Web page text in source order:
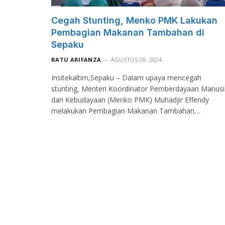
Cegah Stunting, Menko PMK Lakukan
Pembagian Makanan Tambahan di
Sepaku
RATU ARIFANZA AGUSTUS 28, 2024
Insitekaltim,Sepaku – Dalam upaya mencegah
stunting, Menteri Koordinator Pemberdayaan
dan Kebudayaan (Menko PMK) Muhadjir Effendy
melakukan Pembagian Makanan Tambahan…